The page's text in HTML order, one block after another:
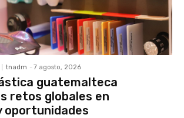
tnadm - 7 agosto, 2026
guatemalteca
retos globales en
oportunidades